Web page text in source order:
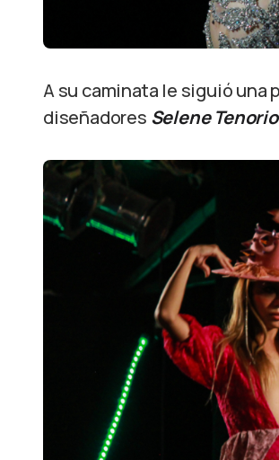
A su caminata le siguió
diseñadores Selene Tenorio